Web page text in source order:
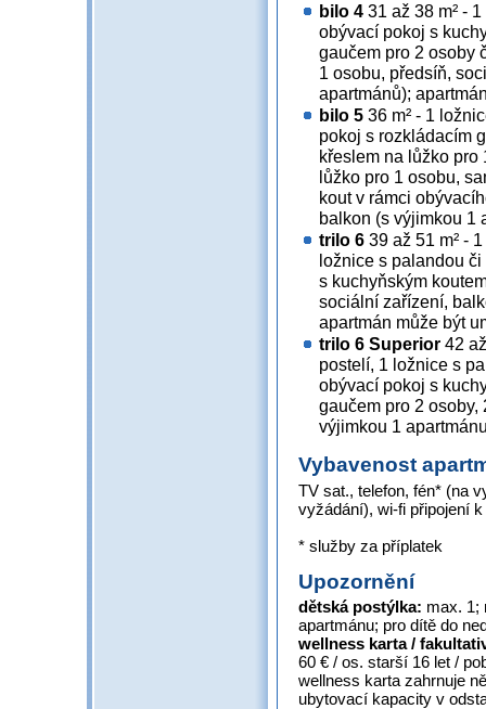
bilo 4 31 až 38 m² -
obývací pokoj s
gaučem pro 2 osoby
1 osobu, předsíň,
apartmánů);
bilo 5 36 m² - 1
pokoj s rozkládacím
křeslem na lůžko
lůžko pro 1 osobu,
kout v rámci
balkon (s výjimkou 1
trilo 6 39 až 51 m² -
ložnice s palandou
s kuchyňským
sociální zařízení,
apartmán může být
trilo 6 Superior 42
postelí, 1 ložnice s
obývací pokoj s
gaučem pro 2
výjimkou 1
Vybavenost
TV sat., telefon, fén* (na
vyžádání), wi-fi připojení k
* služby za příplatek
Upozornění
dětská postýlka: max. 1;
apartmánu; pro dítě do
wellness karta /
60 € / os. starší 16 let /
wellness karta zahrnuje
ubytovací kapacity v